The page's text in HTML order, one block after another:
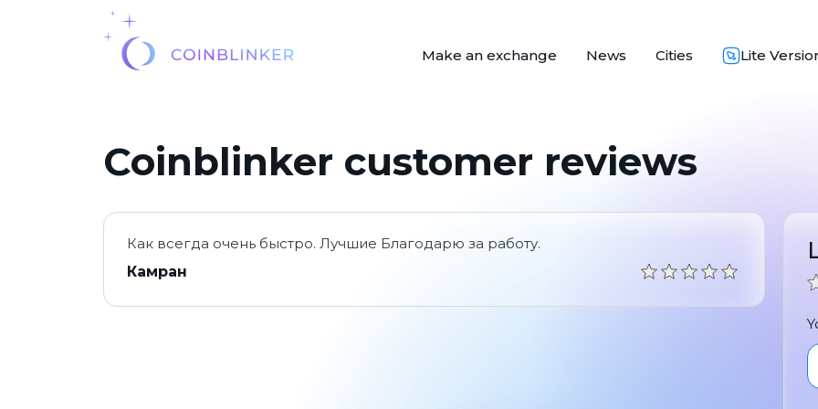
Make an exchange News Cities Lite
Coinblinker customer reviews
Как всегда очень быстро. Лучшие Благодарю за работу.
Камран